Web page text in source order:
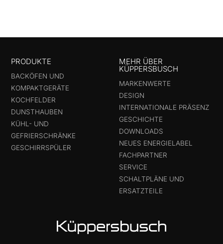
PRODUKTE
BACKÖFEN UND
KOMPAKTGERÄTE
KOCHFELDER
DUNSTHAUBEN
KÜHL- UND
GEFRIERSCHRÄNKE
GESCHIRRSPÜLER
MEHR ÜBER
KÜPPERSBUSCH
MARKENWERTE
DESIGN
INTERNATIONALE PRÄSENZ
GESCHICHTE
DOWNLOADS
NEUES ENERGIELABEL
FACHPARTNER
SERVICE
SCHALTPLÄNE UND
ERSATZTEILE